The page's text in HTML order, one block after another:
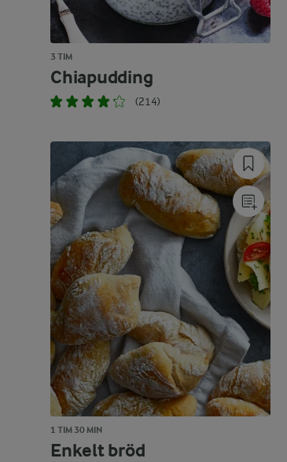
3 TIM
Chiapudding
(214)
1 TIM 30 MIN
Enkelt bröd